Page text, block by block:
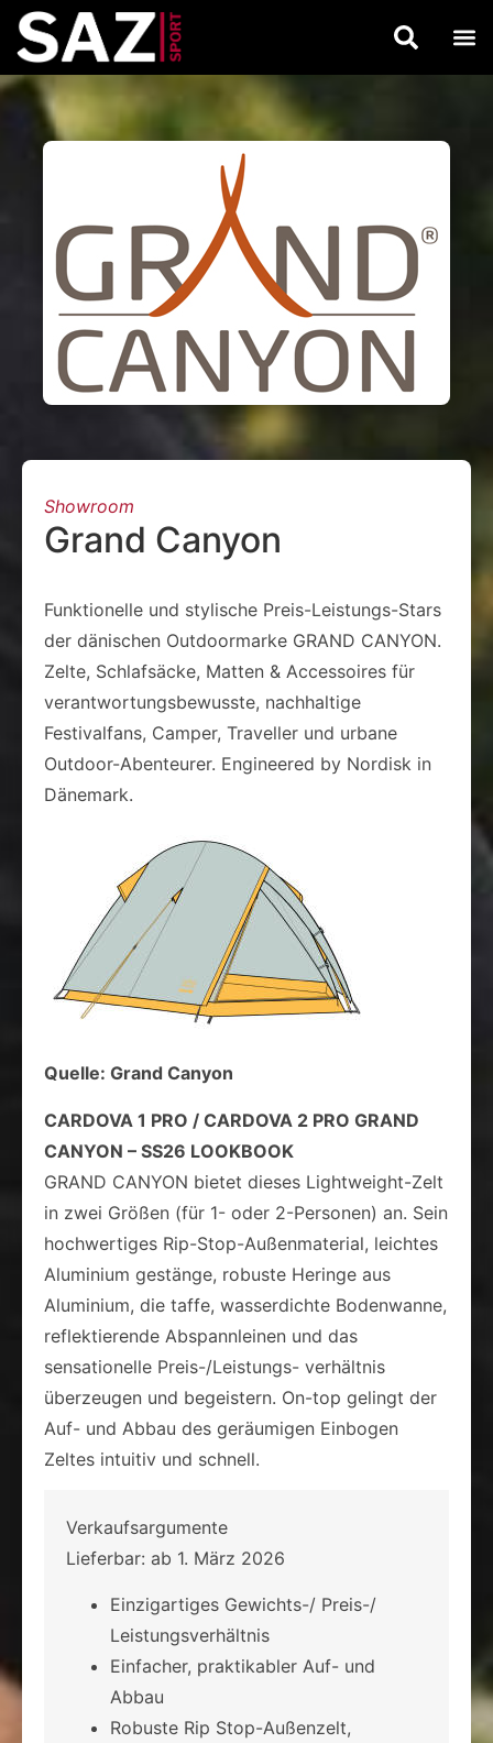
Showroom
Grand Canyon
Funktionelle und stylische Preis-Leistungs-Stars
der dänischen Outdoormarke GRAND CANYON.
Zelte, Schlafsäcke, Matten & Accessoires für
verantwortungsbewusste, nachhaltige
Festivalfans, Camper, Traveller und urbane
Outdoor-Abenteurer. Engineered by Nordisk in
Dänemark.
Quelle: Grand Canyon
CARDOVA 1 PRO / CARDOVA 2 PRO GRAND
CANYON – SS26 LOOKBOOK
GRAND CANYON bietet dieses Lightweight-Zelt
in zwei Größen (für 1- oder 2-Personen) an. Sein
hochwertiges Rip-Stop-Außenmaterial, leichtes
Aluminium gestänge, robuste Heringe aus
Aluminium, die taffe, wasserdichte Bodenwanne,
reflektierende Abspannleinen und das
sensationelle Preis-/Leistungs- verhältnis
überzeugen und begeistern. On-top gelingt der
Auf- und Abbau des geräumigen Einbogen
Zeltes intuitiv und schnell.
Verkaufsargumente
Lieferbar: ab 1. März 2026
Einzigartiges Gewichts-/ Preis-/
Leistungsverhältnis
Einfacher, praktikabler Auf- und
Abbau
Robuste Rip Stop-Außenzelt,